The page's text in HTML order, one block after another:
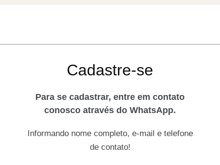
Cadastre-se
Para se cadastrar, entre em contato
conosco através do WhatsApp.
Informando nome completo, e-mail e telefone
de contato!